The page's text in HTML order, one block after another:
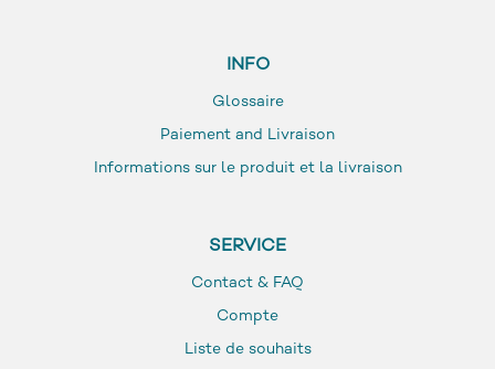
INFO
Glossaire
Paiement and Livraison
Informations sur le produit et la livraison
SERVICE
Contact & FAQ
Compte
Liste de souhaits